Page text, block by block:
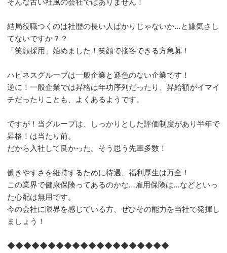
結局役職つくのは社歴の長い人ばかりじゃないか…と嫌気さし
てないですか？？
「笑顔採用」始めました！笑顔で接客できる方急募！
ハピネスグループは一般企業と遜色のない企業です！
逆に！一般企業では昇格は年功序列だったり、昇給額がイマイ
チだったりことも、よくあるようです。
ですが！当グループは、しっかりとした評価制度があり半年で
昇格！は当たり前。
だから入社して良かった。そう思う先輩多数！
働きやすさを維持するために待遇、福利厚生は万全！
この業界で健康保険ってあるのかな…雇用保険は…などといっ
た心配は無用です。
今の会社に限界を感じている方、ぜひその能力を当社で発揮し
ましょう！
◆◆◆◆◆◆◆◆◆◆◆◆◆◆◆◆◆◆◆◆